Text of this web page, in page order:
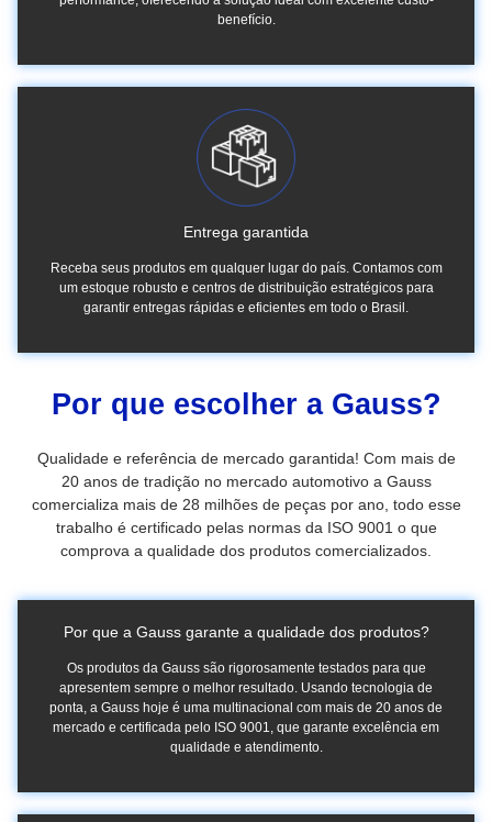
benefício.
Entrega garantida
Receba seus produtos em qualquer lugar do país. Contamos com
um estoque robusto e centros de distribuição estratégicos para
garantir entregas rápidas e eficientes em todo o Brasil.
Por que escolher a Gauss?
Qualidade e referência de mercado garantida! Com mais de
20 anos de tradição no mercado automotivo a Gauss
comercializa mais de 28 milhões de peças por ano, todo esse
trabalho é certificado pelas normas da ISO 9001 o que
comprova a qualidade dos produtos comercializados.
Por que a Gauss garante a qualidade dos produtos?
Os produtos da Gauss são rigorosamente testados para que
apresentem sempre o melhor resultado. Usando tecnologia de
ponta, a Gauss hoje é uma multinacional com mais de 20 anos de
mercado e certificada pelo ISO 9001, que garante excelência em
qualidade e atendimento.